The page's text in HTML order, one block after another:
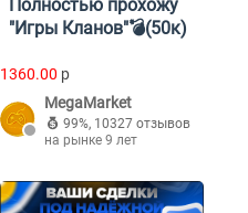
Полностью прохожу
"Игры Кланов"💣(50к)
1360.00 p
MegaMarket
99%, 10327 отзывов
на рынке 9 лет